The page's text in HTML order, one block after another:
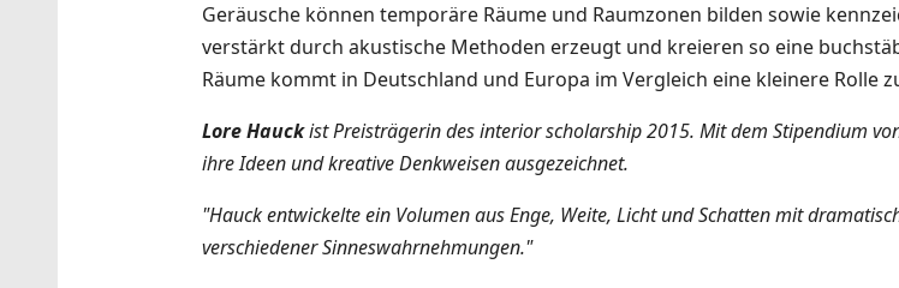
Geräusche können temporäre Räume und Raumzonen bilden sowie
verstärkt durch akustische Methoden erzeugt und kreieren so eine
Räume kommt in Deutschland und Europa im Vergleich eine kleinere Rolle
Lore Hauckist Preisträgerin des interior scholarship 2015. Mit dem Stipendium
ihre Ideen und kreative Denkweisen ausgezeichnet.
"Hauck entwickelte ein Volumen aus Enge, Weite, Licht und Schatten mit
verschiedener Sinneswahrnehmungen."